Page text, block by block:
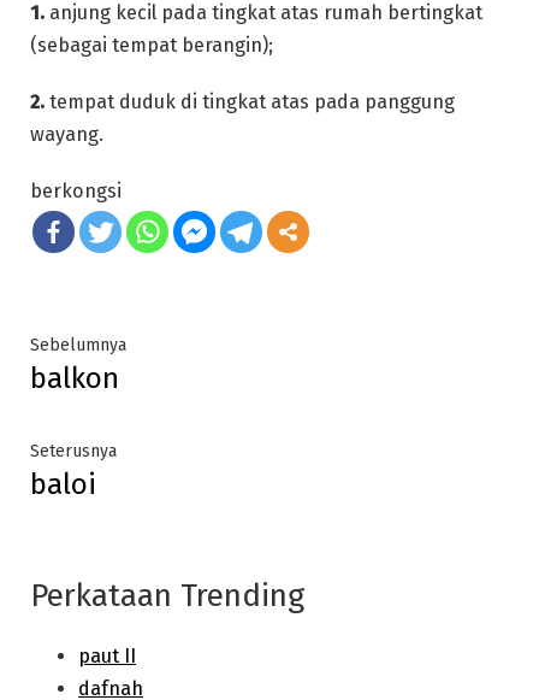
1. anjung kecil pada tingkat atas rumah bertingkat
(sebagai tempat berangin);
2. tempat duduk di tingkat atas pada panggung
wayang.
berkongsi
Post
navigation
SebelumnyaPrevious
balkon
SeterusnyaNext
baloi
Perkataan Trending